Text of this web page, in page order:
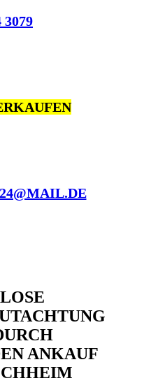
3079
ANKAUF